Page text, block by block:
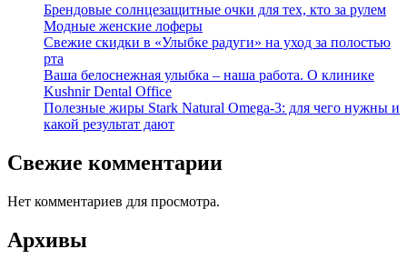
Брендовые солнцезащитные очки для тех, кто за рулем
Модные женские лоферы
Свежие скидки в «Улыбке радуги» на уход за полостью
рта
Ваша белоснежная улыбка – наша работа. О клинике
Kushnir Dental Office
Полезные жиры Stark Natural Omega-3: для чего нужны и
какой результат дают
Свежие комментарии
Нет комментариев для просмотра.
Архивы